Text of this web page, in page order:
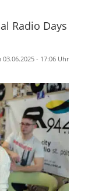
Radio Days
03.06.2025 - 17:06 Uhr